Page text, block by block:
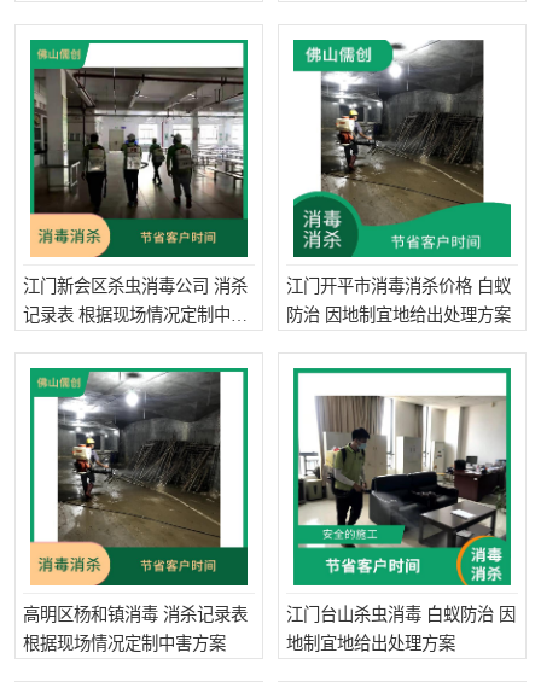
江门新会区杀虫消毒公司 消杀
记录表 根据现场情况定制中害
江门开平市消毒消杀价格 白蚁
防治 因地制宜地给出处理方案
高明区杨和镇消毒 消杀记录表
根据现场情况定制中害方案
江门台山杀虫消毒 白蚁防治 因
地制宜地给出处理方案